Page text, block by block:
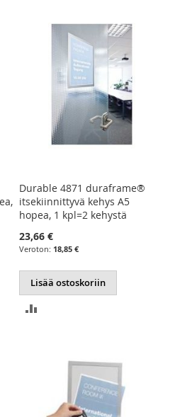
Durable 4871 duraframe®
itsekiinnittyvä kehys A5
hopea, 1 kpl=2 kehystä
23,66 €
18,85 €
Lisää ostoskoriin